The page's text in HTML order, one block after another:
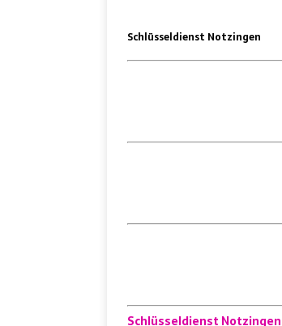
Schlüsseldienst Notzingen
Schlüsseldienst